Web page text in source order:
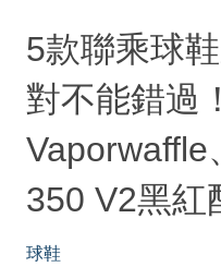
5款聯乘球
對不能錯過
Vaporwaffle
350 V2黑紅
球鞋